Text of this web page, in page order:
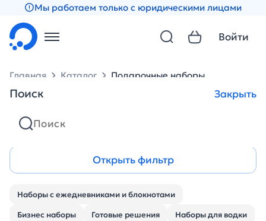
Мы работаем только с юридическими лицами
Поиск Закрыть
Войти
Главная Каталог Подарочные наборы
Подарочные наборы
Открыть фильтр
Наборы с ежедневниками и блокнотами
Бизнес наборы
Готовые решения
Наборы для водки